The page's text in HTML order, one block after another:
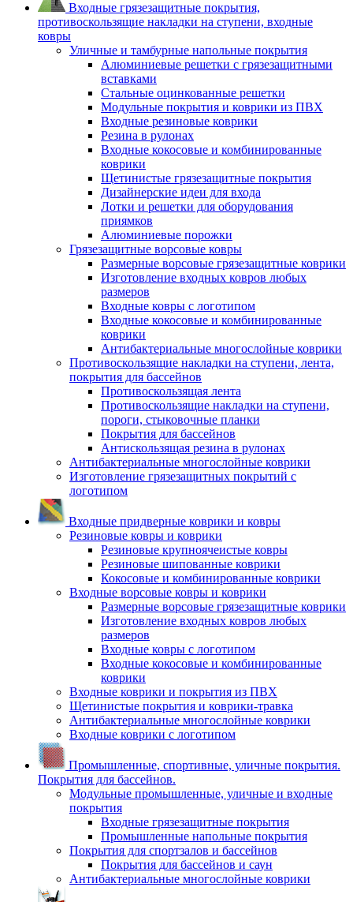
Входные грязезащитные покрытия,
противоскользящие накладки на ступени, входные
ковры
Уличные и тамбурные напольные покрытия
Алюминиевые решетки с грязезащитными
вставками
Стальные оцинкованные решетки
Модульные покрытия и коврики из ПВХ
Входные резиновые коврики
Резина в рулонах
Входные кокосовые и комбинированные
коврики
Щетинистые грязезащитные покрытия
Дизайнерские идеи для входа
Лотки и решетки для оборудования
приямков
Алюминиевые порожки
Грязезащитные ворсовые ковры
Размерные ворсовые грязезащитные коврики
Изготовление входных ковров любых
размеров
Входные ковры с логотипом
Входные кокосовые и комбинированные
коврики
Антибактериальные многослойные коврики
Противоскользящие накладки на ступени, лента,
покрытия для бассейнов
Противоскользящая лента
Противоскользящие накладки на ступени,
пороги, стыковочные планки
Покрытия для бассейнов
Антискользящая резина в рулонах
Антибактериальные многослойные коврики
Изготовление грязезащитных покрытий с
логотипом
Входные придверные коврики и ковры
Резиновые ковры и коврики
Резиновые крупноячеистые ковры
Резиновые шипованные коврики
Кокосовые и комбинированные коврики
Входные ворсовые ковры и коврики
Размерные ворсовые грязезащитные коврики
Изготовление входных ковров любых
размеров
Входные ковры с логотипом
Входные кокосовые и комбинированные
коврики
Входные коврики и покрытия из ПВХ
Щетинистые покрытия и коврики-травка
Антибактериальные многослойные коврики
Входные коврики с логотипом
Промышленные, спортивные, уличные покрытия.
Покрытия для бассейнов.
Модульные промышленные, уличные и входные
покрытия
Входные грязезащитные покрытия
Промышленные напольные покрытия
Покрытия для спортзалов и бассейнов
Покрытия для бассейнов и саун
Антибактериальные многослойные коврики